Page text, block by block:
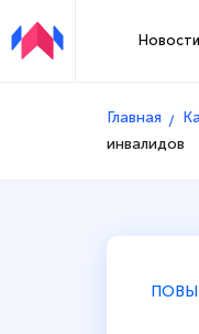
Новости
Главная
инвалидов